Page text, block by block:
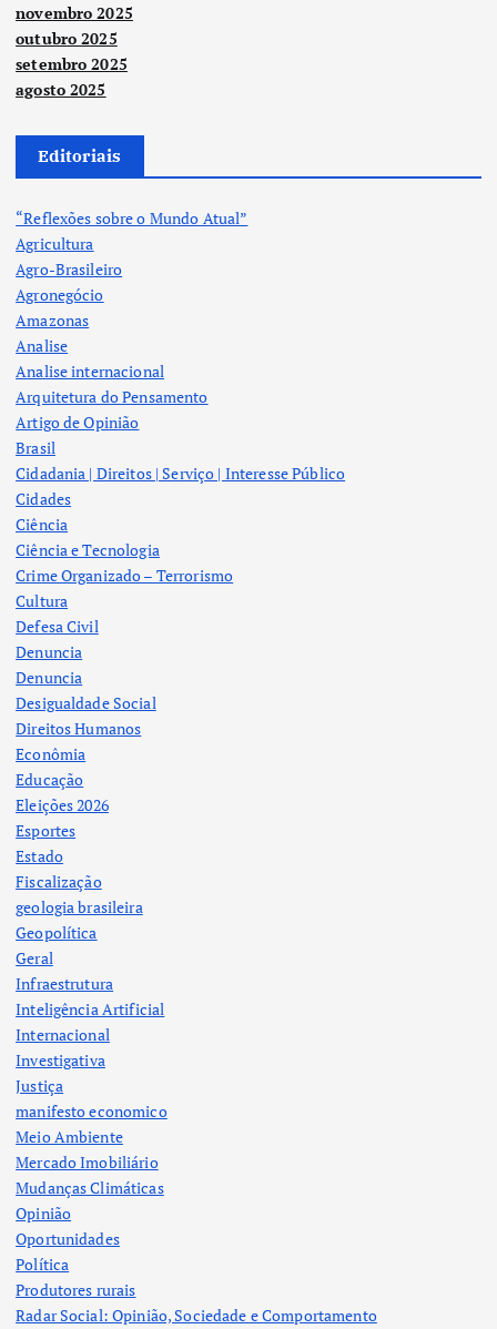
novembro 2025
outubro 2025
setembro 2025
agosto 2025
Editoriais
“Reflexões sobre o Mundo Atual”
Agricultura
Agro-Brasileiro
Agronegócio
Amazonas
Analise
Analise internacional
Arquitetura do Pensamento
Artigo de Opinião
Brasil
Cidadania | Direitos | Serviço | Interesse Público
Cidades
Ciência
Ciência e Tecnologia
Crime Organizado – Terrorismo
Cultura
Defesa Civil
Denuncia
Denuncia
Desigualdade Social
Direitos Humanos
Econômia
Educação
Eleições 2026
Esportes
Estado
Fiscalização
geologia brasileira
Geopolítica
Geral
Infraestrutura
Inteligência Artificial
Internacional
Investigativa
Justiça
manifesto economico
Meio Ambiente
Mercado Imobiliário
Mudanças Climáticas
Opinião
Oportunidades
Política
Produtores rurais
Radar Social: Opinião, Sociedade e Comportamento